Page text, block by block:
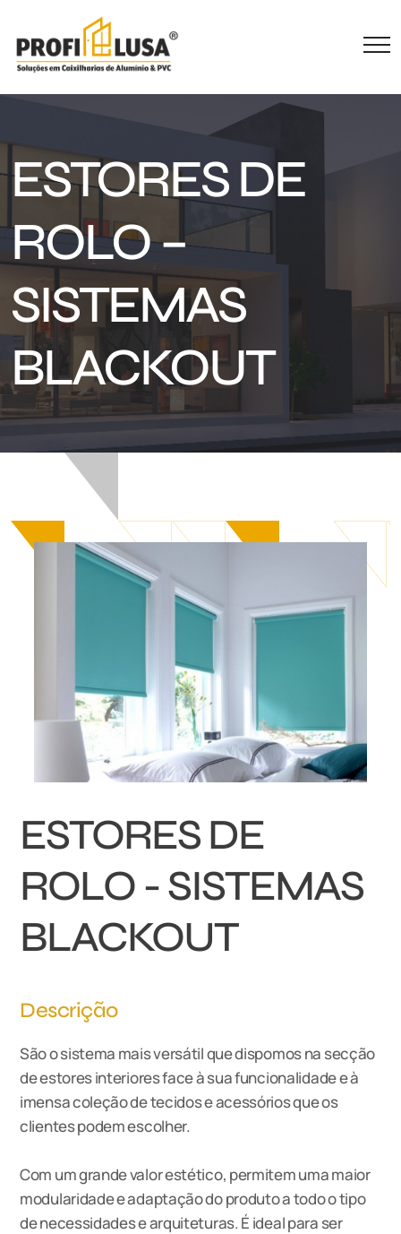
ESTORES DE
ROLO –
SISTEMAS
BLACKOUT
ESTORES DE
ROLO - SISTEMAS
BLACKOUT
Descrição
São o sistema mais versátil que dispomos na secção
de estores interiores face à sua funcionalidade e à
imensa coleção de tecidos e acessórios que os
clientes podem escolher.
Com um grande valor estético, permitem uma maior
modularidade e adaptação do produto a todo o tipo
de necessidades e arquiteturas. É ideal para ser